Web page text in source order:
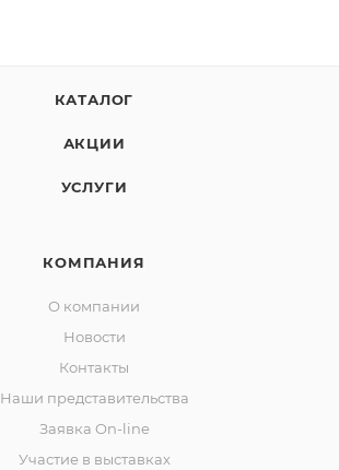
КАТАЛОГ
АКЦИИ
УСЛУГИ
КОМПАНИЯ
О компании
Новости
Контакты
Наши представительства
Заявка On-line
Участие в выставках